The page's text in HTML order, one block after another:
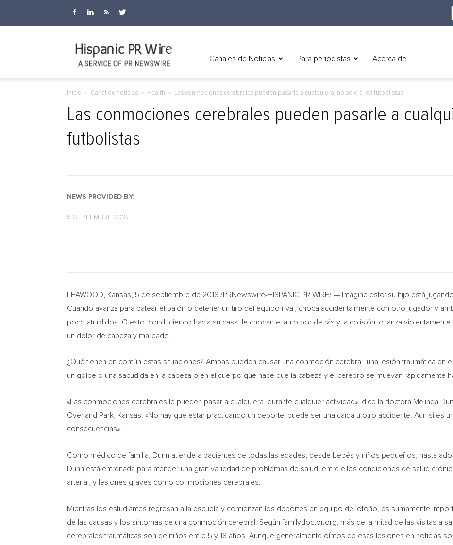
Canales de Noticias Para periodistas Acerca de
Inicio Canal de noticias Health Las conmociones cerebrales pueden pasarle a cualquiera, no solo a los futbolistas
Las conmociones cerebrales pueden pasarle a
futbolistas
NEWS PROVIDED BY:
5 SEPTIEMBRE 2018
LEAWOOD, Kansas , 5 de septiembre de 2018 /PRNewswire-HISPANIC PR WIRE/ — Imagine esto: su hijo está
Cuando avanza para patear el balón o detener un tiro del equipo rival, choca accidentalmente con otro jugador y
poco aturdidos. O esto: conduciendo hacia su casa, le chocan el auto por detrás y la colisión lo lanza violentamente
un dolor de cabeza y mareado.
¿Qué tienen en común estas situaciones? Ambas pueden causar una conmoción cerebral, una lesión traumática en
un golpe o una sacudida en la cabeza o en el cuerpo que hace que la cabeza y el cerebro se muevan rápidamente
«Las conmociones cerebrales le pueden pasar a cualquiera, durante cualquier actividad», dice la doctora Melinda
Overland Park, Kansas . «No hay que estar practicando un deporte: puede ser una caída u otro accidente. Aun si es
consecuencias».
Como médico de familia, Dunn atiende a pacientes de todas las edades, desde bebés y niños pequeños, hasta
Dunn está entrenada para atender una gran variedad de problemas de salud, entre ellos condiciones de salud
arterial, y lesiones graves como conmociones cerebrales.
Mientras los estudiantes regresan a la escuela y comienzan los deportes en equipo del otoño, es sumamente
de las causas y los síntomas de una conmoción cerebral. Según familydoctor.org, más de la mitad de las visitas a
cerebrales traumáticas son de niños entre 5 y 18 años. Aunque generalmente oímos de esas lesiones en noticias